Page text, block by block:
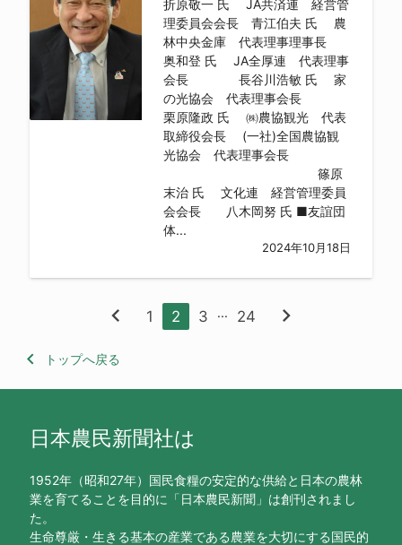
折原敬一 氏 JA共済連 経営管
理委員会会長 青江伯夫 氏 農
林中央金庫 代表理事理事長
奥和登 氏 JA全厚連 代表理事
会長 長谷川浩敏 氏 家
の光協会 代表理事会長
栗原隆政 氏 ㈱農協観光 代表
取締役会長 (一社)全国農協観
光協会 代表理事会長
篠原
末治 氏 文化連 経営管理委員
会会長 八木岡努 氏 ■友誼団
体...
2024年10月18日
chevron_left 1 2 3 ... 24 chevron_right
keyboard_arrow_left トップへ戻る
日本農民新聞社は
1952年（昭和27年）国民食糧の安定的な供給と日本の農林
業を育てることを目的に「日本農民新聞」は創刊されまし
た。
生命尊厳・生きる基本の産業である農業を大切にする国民的